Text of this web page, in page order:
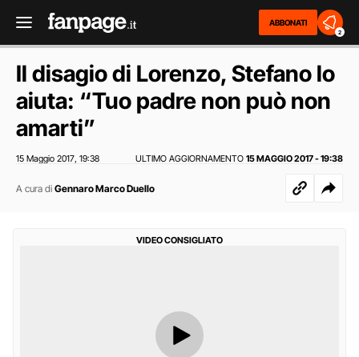
ABBONATI
2
Il disagio di Lorenzo, Stefano lo
aiuta: “Tuo padre non può non
amarti”
15 Maggio 2017 19:38 ULTIMO AGGIORNAMENTO 15 MAGGIO 2017 - 19:38
A cura di Gennaro Marco Duello
VIDEO CONSIGLIATO